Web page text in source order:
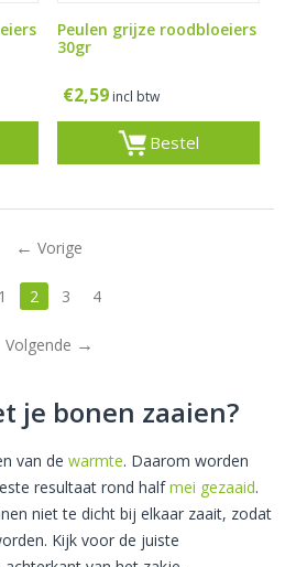
Peulen grijze roodbloeiers
30gr
€2,59 incl btw
Bestel
Vorige
1 2 3 4
Volgende
je bonen zaaien?
van de warmte. Daarom worden
resultaat rond halfmei gezaaid.
niet te dicht bij elkaar zaait, zodat
Kijk voor de juiste